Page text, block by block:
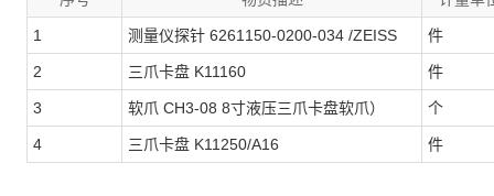
1 测量仪探针 6261150-0200-034 /ZEISS 件
2 三爪卡盘 K11160 件
3 软爪 CH3-08 8寸液压三爪卡盘软爪） 个
4 三爪卡盘 K11250/A16 件